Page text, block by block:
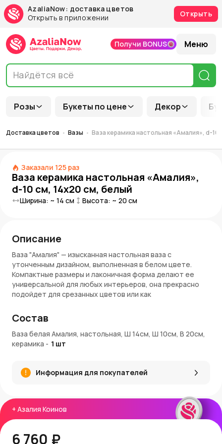
AzaliaNow: доставка цветов
Открыть в приложении
Открыть
Розы Букеты по цене Декор
Получи BONUS Меню
Доставка цветов Вазы Ваза керамика настольная «Амалия», d-
Заказали 125 раз
Ваза керамика настольная «Амалия»,
d-10 см, 14х20 см, белый
Ширина: ~ 14 см Высота: ~ 20 см
+ Азалия Коинов
6 760 ₽
Описание
Ваза "Амалия" — изысканная настольная ваза с
утонченным дизайном, выполненная в белом цвете.
Компактные размеры и лаконичная форма делают ее
универсальной для любых интерьеров, она прекрасно
подойдет для срезанных цветов или как
Особенности:
Размер: 14×20 см
Диаметр: 10 см
Цвет: белый с золотым
Назначение: настольная ваза, элемент декора
В AzaliaNow вы можете купить вазу "Амалия" с доставкой
по Москве и Московской области. Каждое изделие
начисляются Азалия Коины, которые можно
Состав
Ваза белая Амалия, настольная, Ш 14см, Ш 10см, В 20см,
керамика - 1 шт
Информация для покупателей